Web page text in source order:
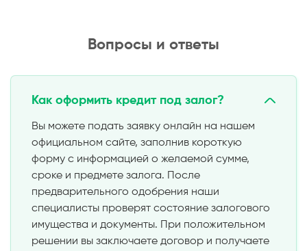
Вопросы и ответы
Как оформить кредит под залог?
Вы можете подать заявку онлайн на нашем
официальном сайте, заполнив короткую
форму с информацией о желаемой сумме,
сроке и предмете залога. После
предварительного одобрения наши
специалисты проверят состояние залогового
имущества и документы. При положительном
решении вы заключаете договор и получаете